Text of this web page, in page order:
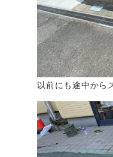
以前にも途中から